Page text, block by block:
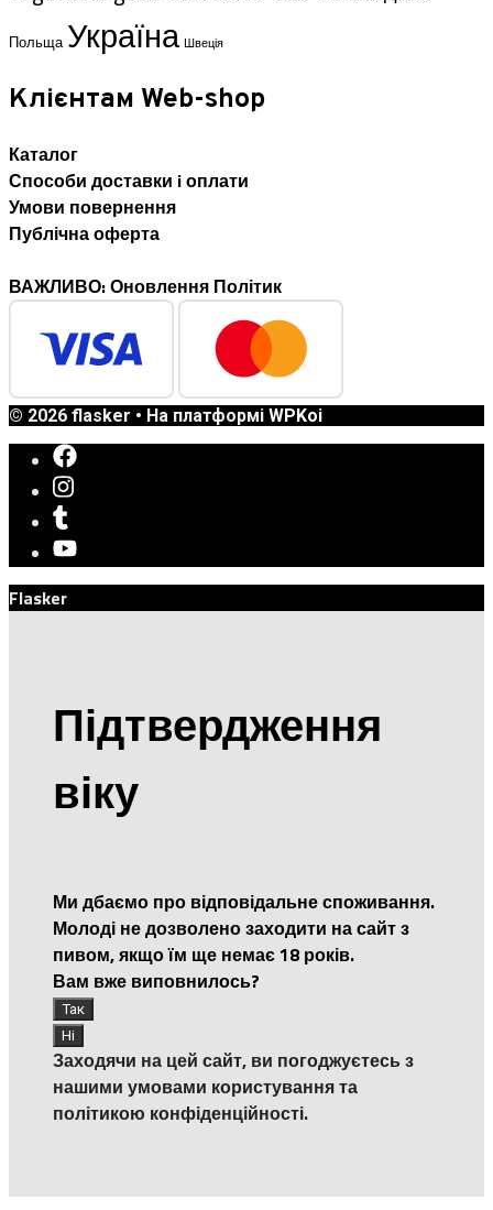
Польща Україна Швеція
Клієнтам Web-shop
Каталог
Способи доставки i оплати
Умови повернення
Публічна оферта
ВАЖЛИВО: Оновлення Політик
© 2026 flasker • На платформі WPKoi
Flasker
Підтвердження
віку
Ми дбаємо про відповідальне споживання.
Молоді не дозволено заходити на сайт з
пивом, якщо їм ще немає 18 років.
Вам вже виповнилось?
Заходячи на цей сайт, ви погоджуєтесь з
нашими умовами користування та
політикою конфіденційності.